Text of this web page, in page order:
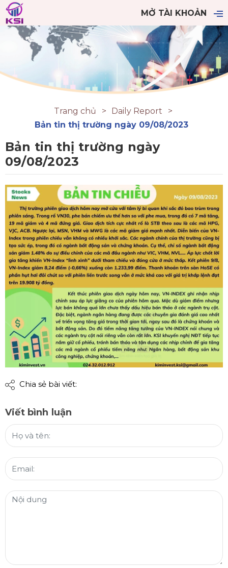
MỞ TÀI KHOẢN
Trang chủ
Daily Report
Bản tin thị trường ngày 09/08/2023
Bản tin thị trường ngày
09/08/2023
Chia sẻ bài viết:
Viết bình luận